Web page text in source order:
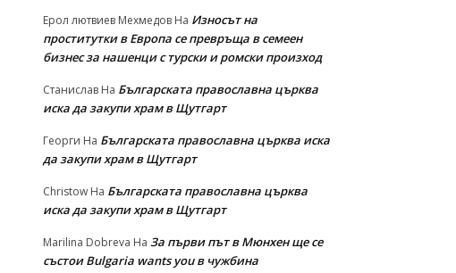
Ерол лютвиев Мехмедов На Износът на
проститутки в Европа се превръща в семеен
бизнес за нашенци с турски и ромски произход
Станислав На Българската православна църква
иска да закупи храм в Щутгарт
Георги На Българската православна църква иска
да закупи храм в Щутгарт
Christow На Българската православна църква
иска да закупи храм в Щутгарт
Marilina Dobreva На За първи път в Мюнхен ще се
състои Bulgaria wants you в чужбина